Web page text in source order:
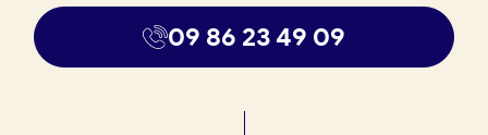
adhérer à
France
Actualités
09 86 23 49 09